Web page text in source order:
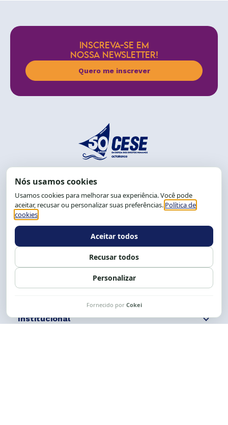
INSCREVA-SE EM
NOSSA NEWSLETTER!
Quero me inscrever
End.: R. da Graça, 150. Graça
CEP: 40.150-055
Salvador-BA, Brasil.
Tel.: (71) 2104-5457, Cel.: (71) 9 9239-2104 ou 2105
Expediente: 8h às 12h e 13 às 17h.
Siga nossas redes Fale conosco
Institucional